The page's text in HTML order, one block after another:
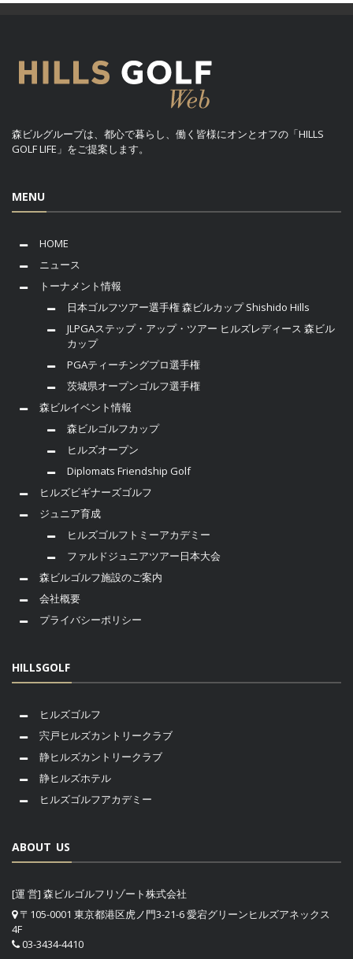
森ビルグループは、都心で暮らし、働く皆様にオンとオフの「HILLS
GOLF LIFE」をご提案します。
MENU
HOME
ニュース
トーナメント情報
日本ゴルフツアー選手権 森ビルカップ Shishido Hills
JLPGAステップ・アップ・ツアー ヒルズレディース 森ビル
カップ
PGAティーチングプロ選手権
茨城県オープンゴルフ選手権
森ビルイベント情報
森ビルゴルフカップ
ヒルズオープン
Diplomats Friendship Golf
ヒルズビギナーズゴルフ
ジュニア育成
ヒルズゴルフトミーアカデミー
ファルドジュニアツアー日本大会
森ビルゴルフ施設のご案内
会社概要
プライバシーポリシー
HILLSGOLF
ヒルズゴルフ
宍戸ヒルズカントリークラブ
静ヒルズカントリークラブ
静ヒルズホテル
ヒルズゴルフアカデミー
ABOUT US
[運 営] 森ビルゴルフリゾート株式会社
〒105-0001 東京都港区虎ノ門3-21-6 愛宕グリーンヒルズアネックス
4F
03-3434-4410